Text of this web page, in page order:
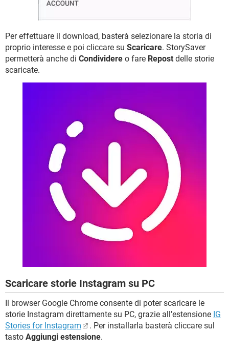
Per effettuare il download, basterà selezionare la storia di
proprio interesse e poi cliccare su Scaricare. StorySaver
permetterà anche di Condividere o fare Repost delle storie
scaricate.
Scaricare storie Instagram su PC
Il browser Google Chrome consente di poter scaricare le
storie Instagram direttamente su PC, grazie all’estensione IG
Stories for Instagram
. Per installarla basterà cliccare sul
tasto Aggiungi estensione.